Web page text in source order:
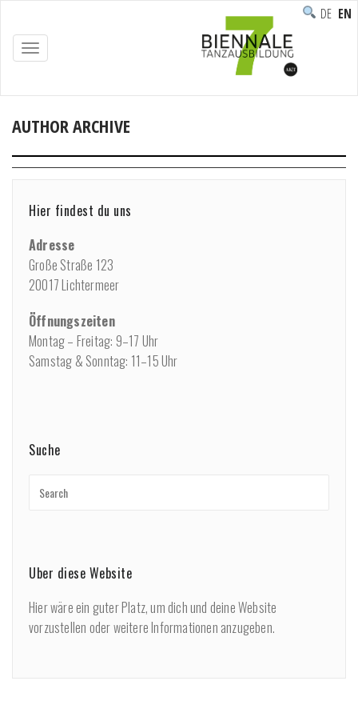
TOGGLE
NAVIGATION
AUTHOR ARCHIVE
Hier findest du uns
Adresse
Große Straße 123
20017 Lichtermeer
Öffnungszeiten
Montag – Freitag: 9–17 Uhr
Samstag & Sonntag: 11–15 Uhr
Suche
Über diese Website
Hier wäre ein guter Platz, um dich und deine Website
vorzustellen oder weitere Informationen anzugeben.